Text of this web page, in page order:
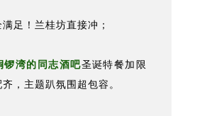
足！兰桂坊直接冲；
锣湾的同志酒吧圣诞特餐加限
，主题趴氛围超包容。